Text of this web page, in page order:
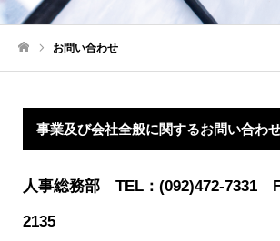
お問い合わせ
事業及び会社全般に関するお問い合わ
人事総務部 TEL：(092)472-7331
2135